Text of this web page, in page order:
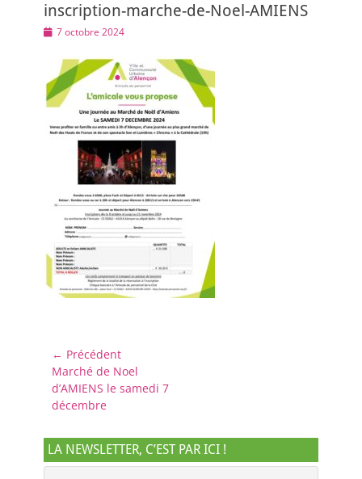
inscription-marche-de-Noel-AMIENS
Posted
7 octobre 2024
Navigation
de
l’article
← Précédent
Article
précédent :
Marché de Noel
d’AMIENS le samedi 7
décembre
LA NEWSLETTER, C’EST PAR ICI !